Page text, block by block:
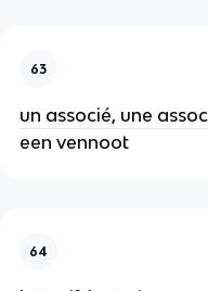
63
un associé, une
een vennoot
64